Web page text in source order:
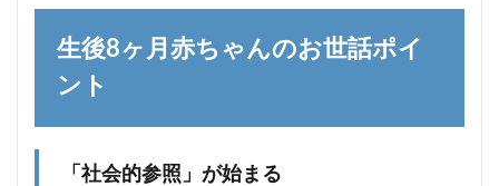
生後8ヶ月赤ちゃんのお世話ポイ
ント
「社会的参照」が始まる